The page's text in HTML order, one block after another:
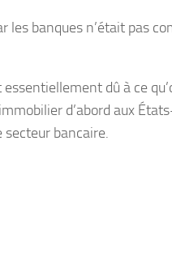
banques n’était pas
dû à ce
d’abord aux
secteur bancaire.